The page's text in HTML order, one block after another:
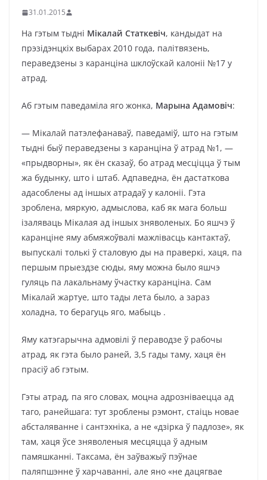
31.01.2015
На гэтым тыдні Мікалай Статкевіч, кандыдат на
прэзідэнцкіх выбарах 2010 года, палітвязень,
пераведзены з каранціна шклоўскай калоніі №17 у
атрад.
Аб гэтым паведаміла яго жонка, Марына Адамовіч:
— Мікалай патэлефанаваў, паведаміў, што на гэтым
тыдні быў пераведзены з каранціна ў атрад №1, —
«прыдворны», як ён сказаў, бо атрад месціцца ў тым
жа будынку, што і штаб. Адпаведна, ён дастаткова
адасоблены ад іншых атрадаў у калоніі. Гэта
зроблена, мяркую, адмыслова, каб як мага больш
ізаляваць Мікалая ад іншых зняволеных. Бо яшчэ ў
каранціне яму абмяжоўвалі мажлівасць кантактаў,
выпускалі толькі ў сталовую ды на праверкі, хаця, па
першым прыездзе сюды, яму можна было яшчэ
гуляць па лакальнаму ўчастку каранціна. Сам
Мікалай жартуе, што тады лета было, а зараз
холадна, то берагуць яго, мабыць .
Яму катэгарычна адмовілі ў пераводзе ў рабочы
атрад, як гэта было раней, 3,5 гады таму, хаця ён
прасіў аб гэтым.
Гэты атрад, па яго словах, моцна адрозніваецца ад
таго, ранейшага: тут зроблены рэмонт, стаіць новае
абсталяванне і сантэхніка, а не «дзірка ў падлозе», як
там, хаця ўсе зняволеныя месцяцца ў адным
памяшканні. Таксама, ён заўважыў пэўнае
паляпшэнне ў харчаванні, але яно «не дацягвае